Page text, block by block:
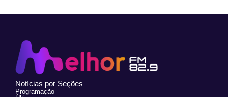
Notícias por Seções
Programação